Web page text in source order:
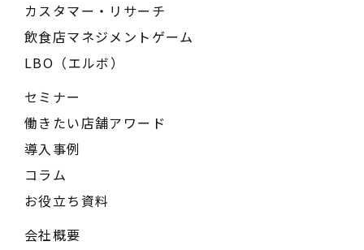
カスタマー・リサーチ
飲食店マネジメントゲーム
LBO（エルボ）
セミナー
働きたい店舗アワード
導入事例
コラム
お役立ち資料
会社概要